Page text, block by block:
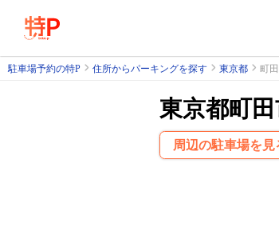
駐車場予約の特P 住所からパーキングを探す 東京都 町
東京都町
周辺の駐車場を見